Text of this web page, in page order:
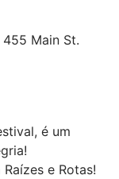
Main St.
é um
e Rotas!